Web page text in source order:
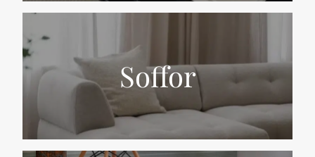
Soffor